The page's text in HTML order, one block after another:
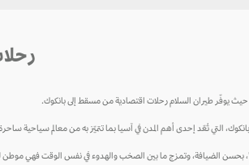
يوفّر طيران السلام رحلات اقتصادية من مسقط إلى بانكوك.
التي تُعّد إحدى أهم المدن في آسيا بما تتميّز به من معالم سياحية
بحسن الضيافة، وتمزج ما بين الصخب والهدوء في نفس الوقت فهي موطن